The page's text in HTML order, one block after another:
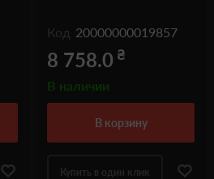
Код 20000000019857
8 758.0 ₴
В наличии
в корзину
Купить в один клик